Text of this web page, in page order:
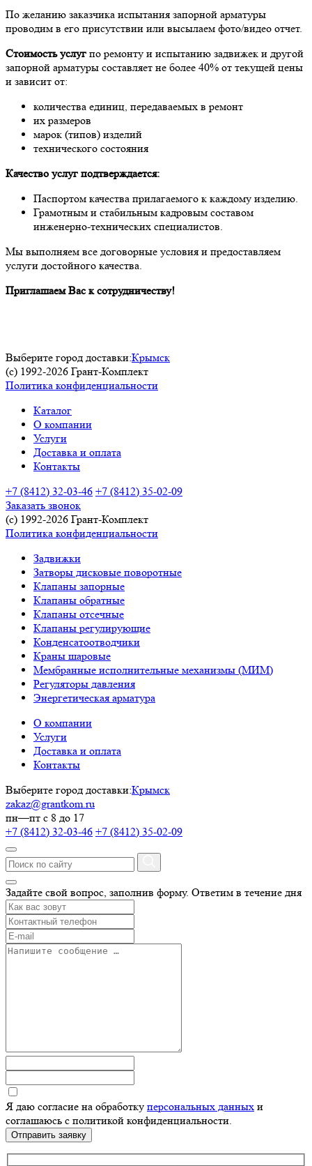
По желанию заказчика испытания запорной арматуры
проводим в его присутствии или высылаем фото/видео отчет.
Стоимость услугпо ремонту и испытанию задвижек и другой
запорной арматуры составляет не более 40% от текущей цены
и зависит от:
количества единиц, передаваемых в ремонт
их размеров
марок (типов) изделий
технического состояния
Качество услуг подтверждается:
Паспортом качества прилагаемого к каждому изделию.
Грамотным и стабильным кадровым составом
инженерно-технических специалистов.
Мы выполняем все договорные условия и предоставляем
услуги достойного качества.
Приглашаем Вас к сотрудничеству!
Выберите город доставки:Крымск
(c) 1992-2026 Грант-Комплект
Политика конфиденциальности
Каталог
О компании
Услуги
Доставка и оплата
Контакты
+7 (8412) 32-03-46 +7 (8412) 35-02-09
Заказать звонок
(c) 1992-2026 Грант-Комплект
Политика конфиденциальности
Задвижки
Затворы дисковые поворотные
Клапаны запорные
Клапаны обратные
Клапаны отсечные
Клапаны регулирующие
Конденсатоотводчики
Краны шаровые
Мембранные исполнительные механизмы (МИМ)
Регуляторы давления
Энергетическая арматура
О компании
Услуги
Доставка и оплата
Контакты
Выберите город доставки:Крымск
zakaz@grantkom.ru
пн—пт с 8 до 17
+7 (8412) 32-03-46 +7 (8412) 35-02-09
Задайте свой вопрос, заполнив форму. Ответим в течение дня
Я даю согласие на обработку персональных данных и
соглашаюсь с политикой конфиденциальности.
Отправить заявку